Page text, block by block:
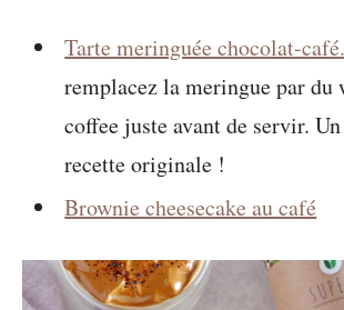
Tarte meringuée chocolat-café.
remplacez la meringue par du
coffee juste avant de servir.
recette originale !
Brownie cheesecake au café